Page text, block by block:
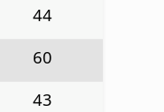
44
60
43